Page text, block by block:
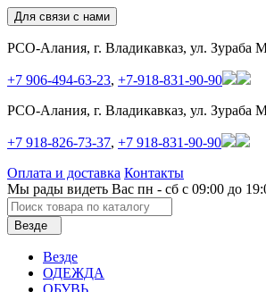
Для связи с нами
РСО-Алания, г. Владикавказ, ул. Зураба
+7 906-494-63-23, +7-918-831-90-90
РСО-Алания, г. Владикавказ, ул. Зураба
+7 918-826-73-37, +7 918-831-90-90
Оплата и доставка Контакты
Мы рады видеть Вас пн - сб с 09:00 до
Везде
Везде
ОДЕЖДА
ОБУВЬ